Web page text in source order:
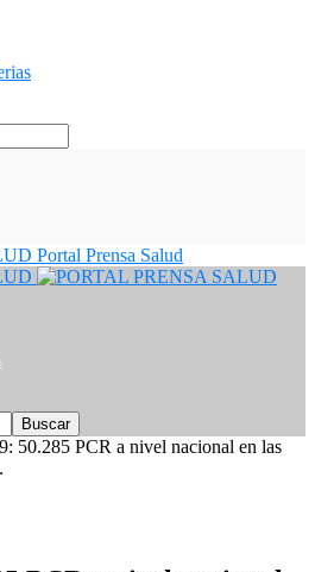
Portal Prensa Salud
50.285 PCR a nivel nacional en las